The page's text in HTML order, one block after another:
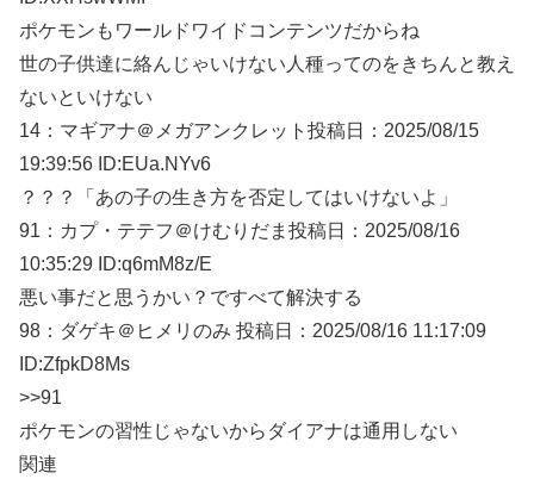
ポケモンもワールドワイドコンテンツだからね
世の子供達に絡んじゃいけない人種ってのをきちんと教え
ないといけない
14： マギアナ＠メガアンクレット 投稿日：2025/08/15
19:39:56 ID:EUa.NYv6
？？？「あの子の生き方を否定してはいけないよ」
91： カプ・テテフ＠けむりだま 投稿日：2025/08/16
10:35:29 ID:q6mM8z/E
悪い事だと思うかい？ですべて解決する
98： ダゲキ＠ヒメリのみ 投稿日：2025/08/16 11:17:09
ID:ZfpkD8Ms
>>91
ポケモンの習性じゃないからダイアナは通用しない
関連